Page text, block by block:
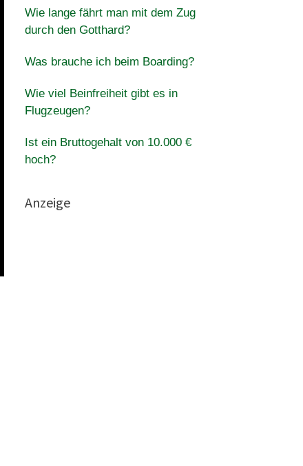
Wie lange fährt man mit dem Zug
durch den Gotthard?
Was brauche ich beim Boarding?
Wie viel Beinfreiheit gibt es in
Flugzeugen?
Ist ein Bruttogehalt von 10.000 €
hoch?
Anzeige